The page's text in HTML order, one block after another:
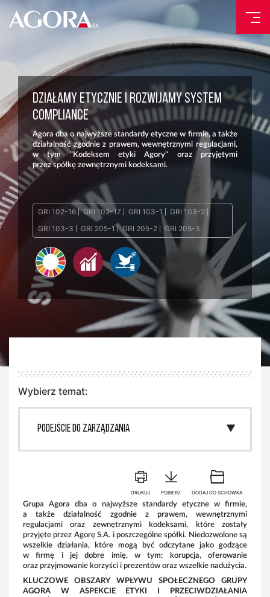
DZIAŁAMY ETYCZNIE I ROZWIJAMY SYSTEM
COMPLIANCE
Agora dba o najwyższe standardy etyczne w firmie, a także
działalność zgodnie z prawem, wewnętrznymi regulacjami,
w tym "Kodeksem etyki Agory" oraz przyjętymi
przez spółkę zewnętrznymi kodeksami.
GRI 102-16 GRI 102-17 GRI 103-1
GRI 103-2
GRI 103-3
GRI 205-1 GRI 205-2 GRI 205-3
Wybierz temat:
DRUKUJ POBIERZ DODAJ DO SCHOWKA
Grupa Agora dba o najwyższe standardy etyczne w firmie,
a także działalność zgodnie z prawem, wewnętrznymi
regulacjami oraz zewnętrznymi kodeksami, które zostały
przyjęte przez Agorę S.A. i poszczególne spółki. Niedozwolone są
wszelkie działania, które mogą być odczytane jako godzące
w firmę i jej dobre imię, w tym: korupcja, oferowanie
oraz przyjmowanie korzyści i prezentów oraz wszelkie nadużycia.
KLUCZOWE OBSZARY WPŁYWU SPOŁECZNEGO GRUPY
AGORA W ASPEKCIE ETYKI I PRZECIWDZIAŁANIA